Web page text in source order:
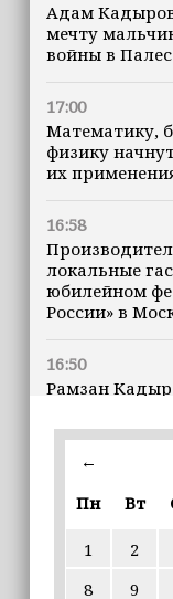
Адам
мечту
войны в
17:00
Математику,
физику
их
16:58
локальные
юбилейном
России» в
16:50
Рамзан
16:47
16:12
←
Пн
Вт
1 2
8
9